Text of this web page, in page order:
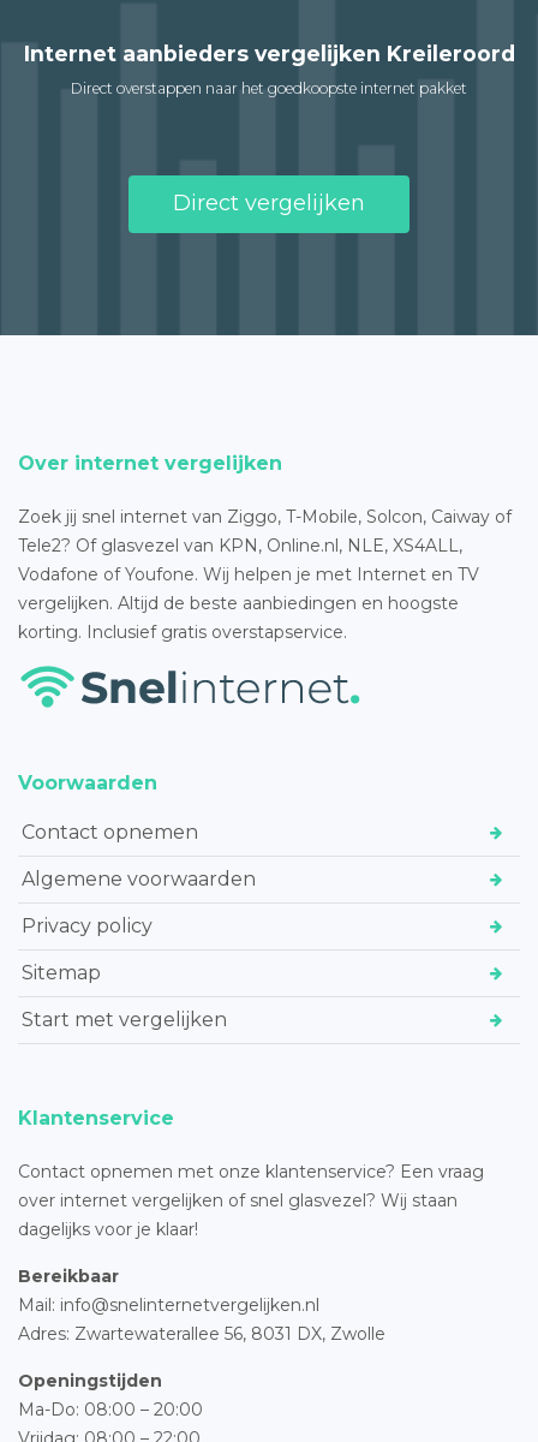
Internet aanbieders vergelijken Kreileroord
Direct overstappen naar het goedkoopste internet pakket
Direct vergelijken
Over internet vergelijken
Zoek jij snel internet van Ziggo, T-Mobile, Solcon, Caiway of
Tele2? Of glasvezel van KPN, Online.nl, NLE, XS4ALL,
Vodafone of Youfone. Wij helpen je met Internet en TV
vergelijken. Altijd de beste aanbiedingen en hoogste
korting. Inclusief gratis overstapservice.
Voorwaarden
Contact opnemen
Algemene voorwaarden
Privacy policy
Sitemap
Start met vergelijken
Klantenservice
Contact opnemen met onze klantenservice? Een vraag
over internet vergelijken of snel glasvezel? Wij staan
dagelijks voor je klaar!
Bereikbaar
Mail: info@snelinternetvergelijken.nl
Adres: Zwartewaterallee 56, 8031 DX, Zwolle
Openingstijden
Ma-Do: 08:00 – 20:00